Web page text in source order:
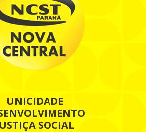
UNICIDADE
SOCIAL